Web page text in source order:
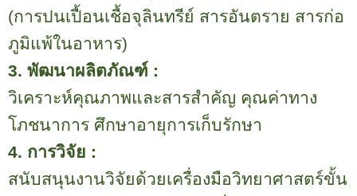
(การปนเปื้อนเชื้อจุลินทรีย์ สารอันตราย สารก่อ
ภูมิแพ้ในอาหาร)
3. พัฒนาผลิตภัณฑ์ :
วิเคราะห์คุณภาพและสารสำคัญ คุณค่าทาง
โภชนาการ ศึกษาอายุการเก็บรักษา
4. การวิจัย :
สนับสนุนงานวิจัยด้วยเครื่องมือวิทยาศาสตร์ขั้น